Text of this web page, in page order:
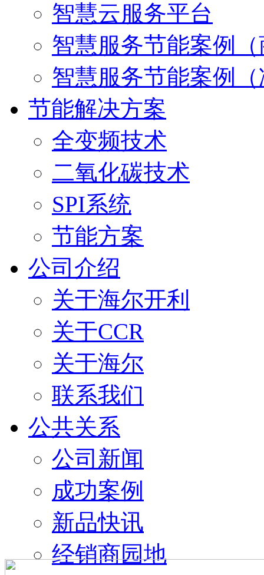
智慧云服务平台
智慧服务节能案例
智慧服务节能案例
节能解决方案
全变频技术
二氧化碳技术
SPI系统
节能方案
公司介绍
关于海尔开利
关于CCR
关于海尔
联系我们
公共关系
公司新闻
成功案例
新品快讯
经销商园地